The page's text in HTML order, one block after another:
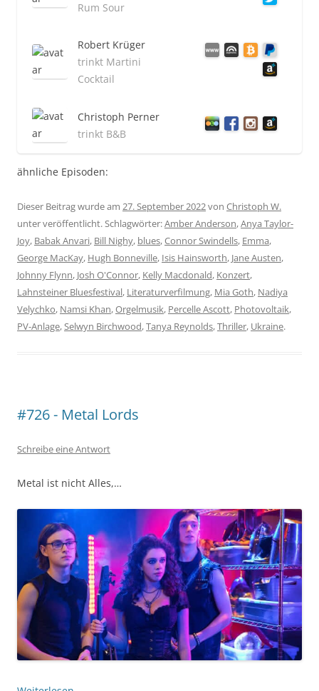
Rum Sour
Robert Krüger
trinkt Martini
Cocktail
Christoph Perner
trinkt B&B
ähnliche Episoden:
Dieser Beitrag wurde am 27. September 2022von Christoph W.
unter veröffentlicht. Schlagwörter:Amber Anderson,Anya Taylor-
Joy, Babak Anvari, Bill Nighy, blues,Connor Swindells, Emma,
George MacKay, Hugh Bonneville, Isis Hainsworth, Jane Austen,
Johnny Flynn, Josh O'Connor, Kelly Macdonald, Konzert,
Lahnsteiner Bluesfestival, Literaturverfilmung, Mia Goth, Nadiya
Velychko, Namsi Khan,Orgelmusik, Percelle Ascott, Photovoltaik,
PV-Anlage,Selwyn Birchwood,Tanya Reynolds,Thriller, Ukraine.
#726 - Metal Lords
Schreibe eine Antwort
Metal ist nicht Alles,…